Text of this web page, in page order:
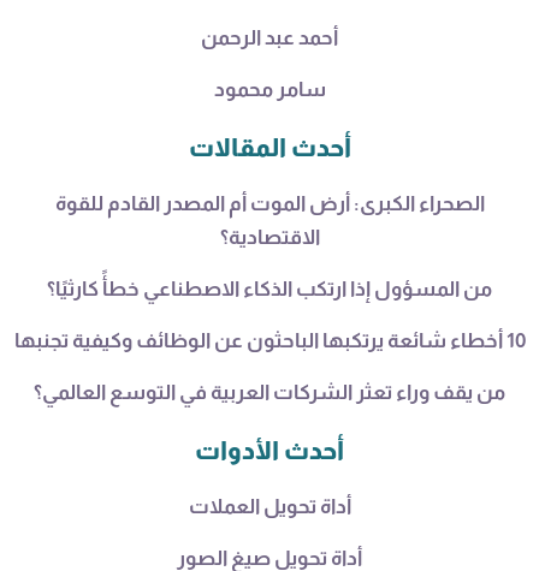
أحمد عبد الرحمن
سامر محمود
أحدث المقالات
الصحراء الكبرى: أرض الموت أم المصدر القادم للقوة
الاقتصادية؟
من المسؤول إذا ارتكب الذكاء الاصطناعي خطأً كارثيًا؟
10 أخطاء شائعة يرتكبها الباحثون عن الوظائف وكيفية تجنبها
من يقف وراء تعثر الشركات العربية في التوسع العالمي؟
أحدث الأدوات
أداة تحويل العملات
أداة تحويل صيغ الصور